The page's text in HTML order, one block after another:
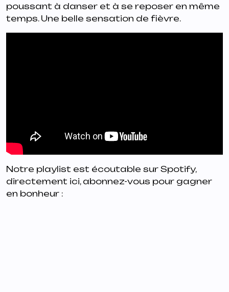
poussant à danser et à se reposer en même
temps. Une belle sensation de fièvre.
Notre playlist est écoutable sur Spotify,
directement ici, abonnez-vous pour gagner
en bonheur :